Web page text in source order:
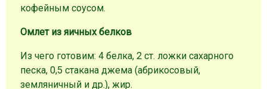
кофейным соусом.
Омлет из яичных белков
Из чего готовим: 4 белка, 2 ст. ложки сахарного
песка, 0,5 стакана джема (абрикосовый,
земляничный и др.), жир.